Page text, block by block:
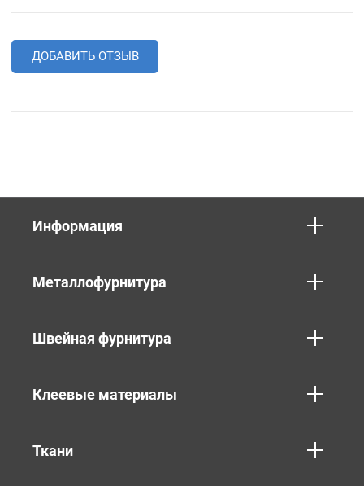
ДОБАВИТЬ ОТЗЫВ
Информация
Металлофурнитура
Швейная фурнитура
Клеевые материалы
Ткани